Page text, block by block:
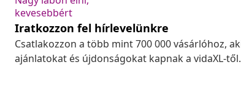
kevesebbért
Iratkozzon fel hírlevelünkre
Csatlakozzon a több mint 700 000 vásárlóhoz,
ajánlatokat és újdonságokat kapnak a vidaXL-től.